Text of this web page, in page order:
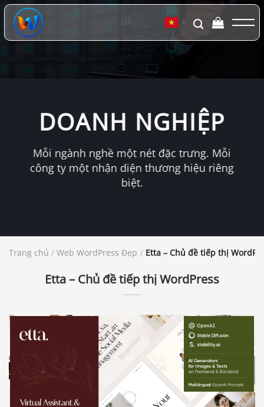
Chuyển
đến
dung
▼
DOANH NGHIỆP
Mỗi ngành nghề một nét đặc trưng. Mỗi
công ty một nhận diện thương hiệu riêng
biệt.
Trang chủ / Web WordPress Đẹp / Etta – Chủ đề tiếp thị
Etta – Chủ đề tiếp thị WordPress